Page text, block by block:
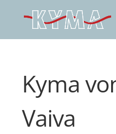
Kyma
Vaiva